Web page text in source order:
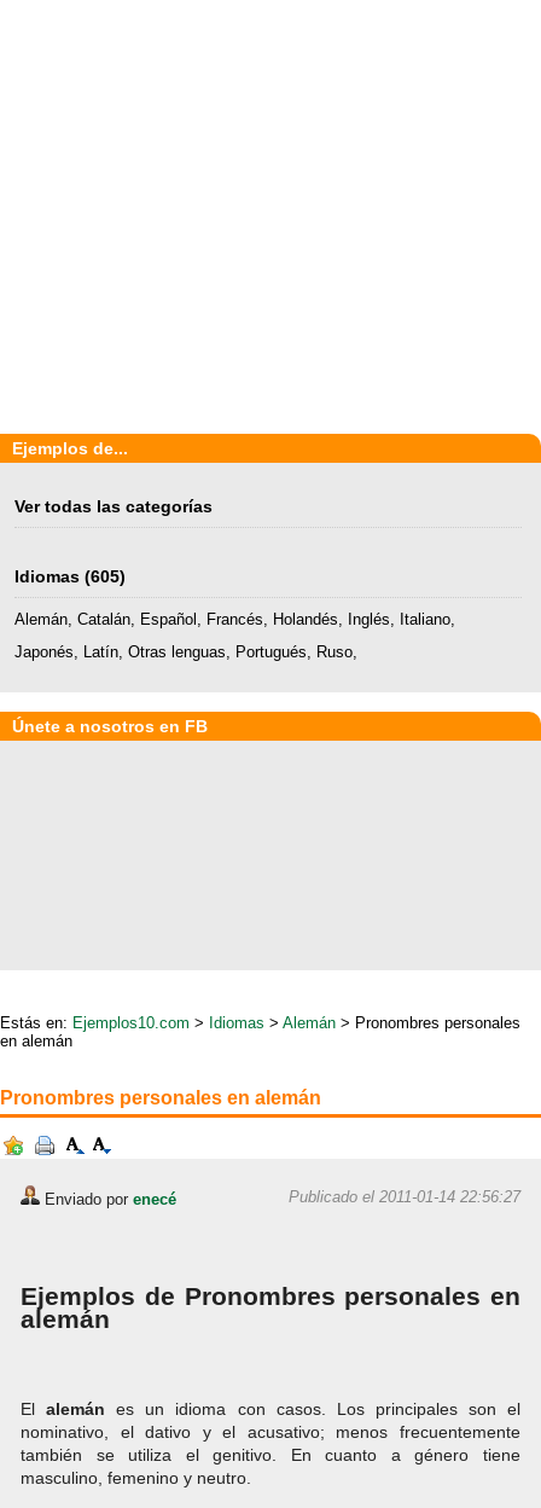
Ejemplos de...
Ver todas las categorías
Idiomas (605)
Alemán, Catalán, Español , Francés, Holandés, Inglés, Italiano,
Japonés, Latín, Otras lenguas, Portugués, Ruso,
Únete a nosotros en FB
Estás en: Ejemplos10.com > Idiomas > Alemán > Pronombres personales
en alemán
Pronombres personales en alemán
Enviado por enecé Publicado el 2011-01-14 22:56:27
Ejemplos de Pronombres personales en
alemán
Elalemán es un idioma con casos. Los principales son el
nominativo, el dativo y el acusativo; menos frecuentemente
también se utiliza el genitivo. En cuanto a género tiene
masculino, femenino y neutro.